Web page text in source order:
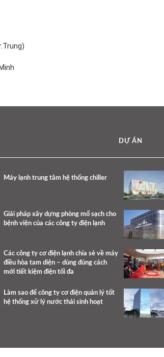
Máy lạnh trung tâm hệ thống chiller
Giải pháp xây dựng phòng mổ sạch cho
bệnh viện của các công ty điện lạnh
Các công ty cơ điện lạnh chia sẻ về máy
điều hòa tam diện – dùng đúng cách
mới tiết kiệm điện tối đa
Làm sao để công ty cơ điện quản lý tốt
hệ thống xử lý nước thải sinh hoạt
DỰ ÁN